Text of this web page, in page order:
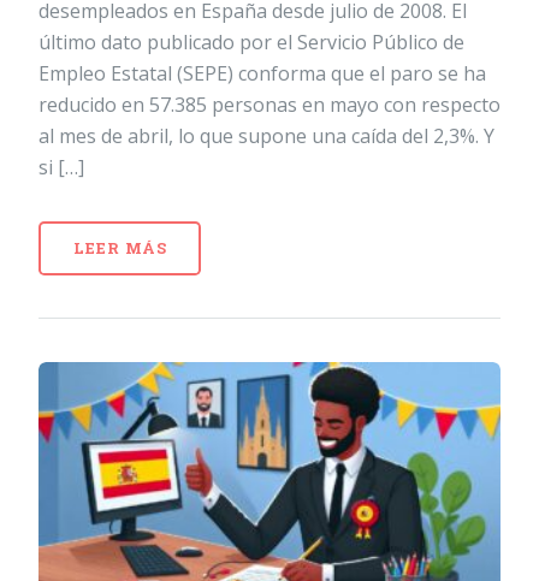
desempleados en España desde julio de 2008. El
último dato publicado por el Servicio Público de
Empleo Estatal (SEPE) conforma que el paro se ha
reducido en 57.385 personas en mayo con respecto
al mes de abril, lo que supone una caída del 2,3%. Y
si […]
LEER MÁS